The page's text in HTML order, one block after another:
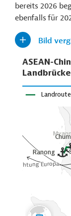
bereits 2026
ebenfalls für
Bild